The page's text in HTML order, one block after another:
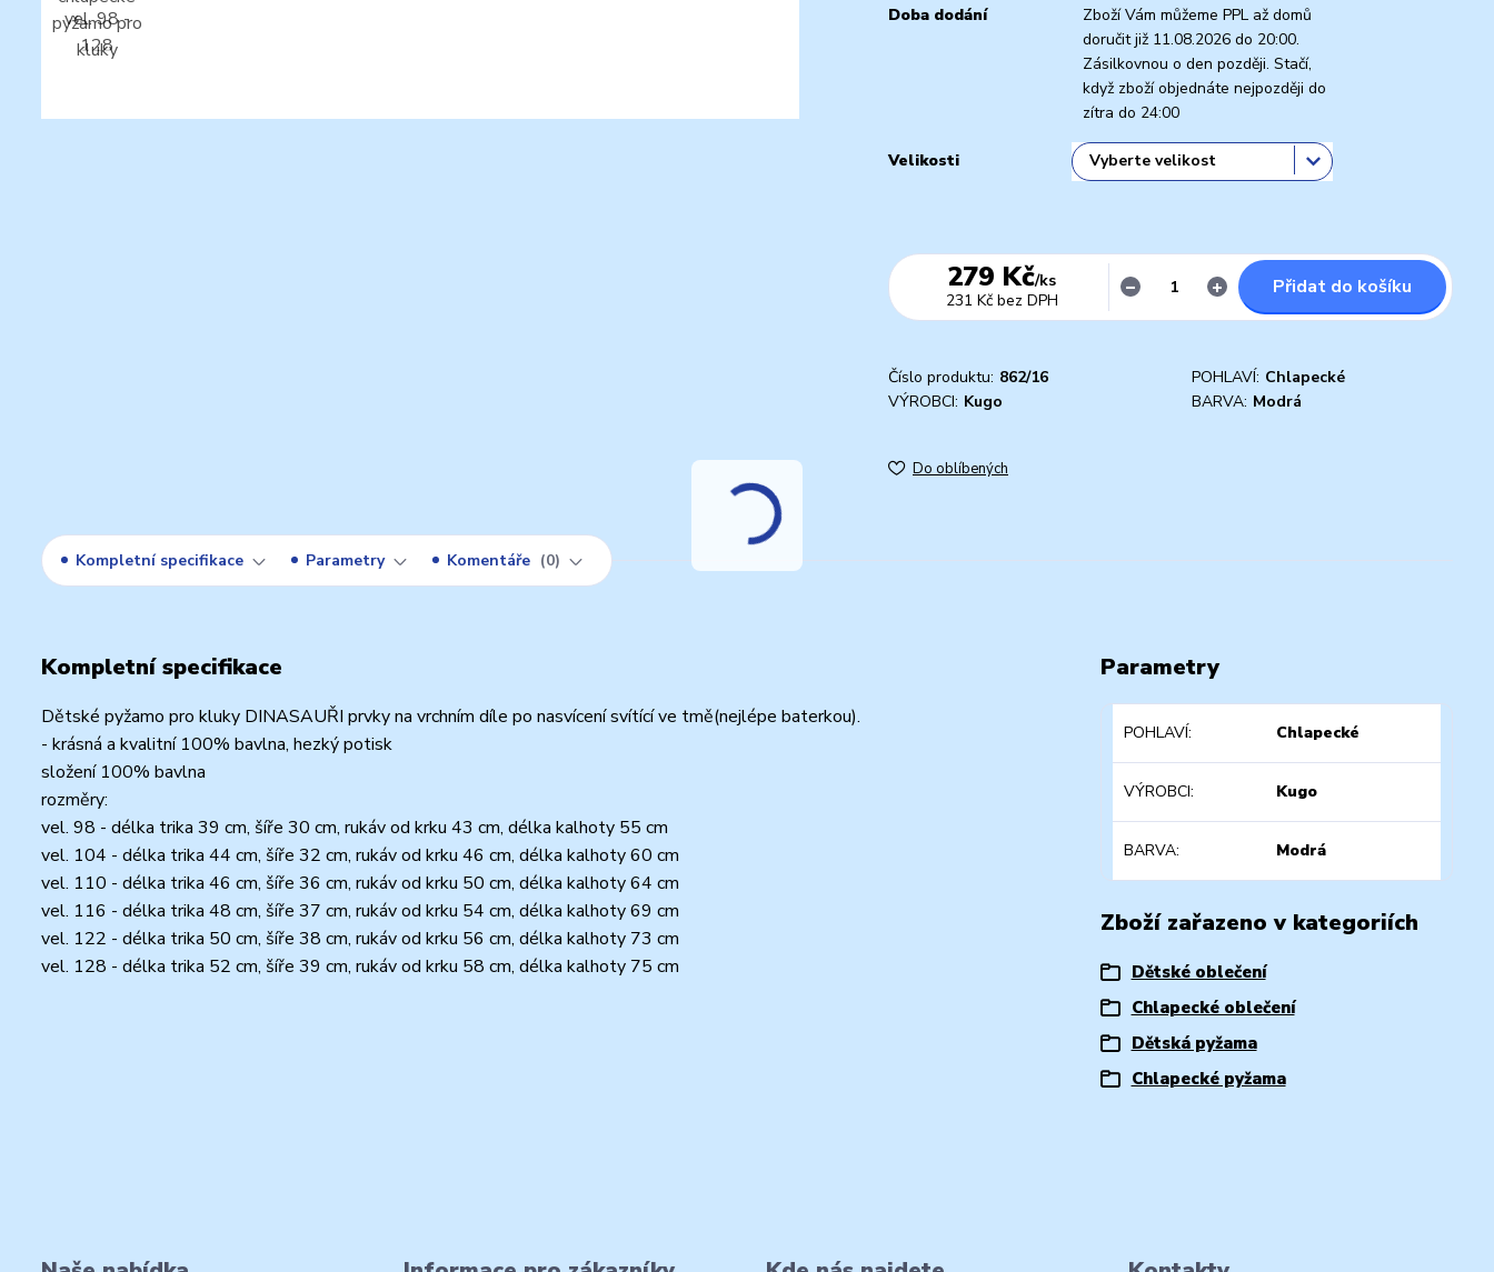
Doba dodání
Zboží Vám můžeme PPL až domů
doručit již 11.08.2026 do 20:00.
Zásilkovnou o den později. Stačí,
když zboží objednáte nejpozději do
zítra do 24:00
Velikosti
279 Kč/ks
231 Kč bez DPH
Přidat do košíku
Číslo produktu: 862/16 POHLAVÍ: Chlapecké
VÝROBCI: Kugo BARVA: Modrá
Do oblíbených
Kompletní specifikace Parametry Komentáře 0
Kompletní specifikace
Dětské pyžamo pro kluky DINASAUŘI prvky na vrchním díle po nasvícení svítící ve tmě(nejlépe baterkou).
- krásná a kvalitní 100% bavlna, hezký potisk
složení 100% bavlna
rozměry:
vel. 98 - délka trika 39 cm, šíře 30 cm, rukáv od krku 43 cm, délka kalhoty 55 cm
vel. 104 - délka trika 44 cm, šíře 32 cm, rukáv od krku 46 cm, délka kalhoty 60 cm
vel. 110 - délka trika 46 cm, šíře 36 cm, rukáv od krku 50 cm, délka kalhoty 64 cm
vel. 116 - délka trika 48 cm, šíře 37 cm, rukáv od krku 54 cm, délka kalhoty 69 cm
vel. 122 - délka trika 50 cm, šíře 38 cm, rukáv od krku 56 cm, délka kalhoty 73 cm
vel. 128 - délka trika 52 cm, šíře 39 cm, rukáv od krku 58 cm, délka kalhoty 75 cm
Parametry
POHLAVÍ Chlapecké
VÝROBCI Kugo
BARVA Modrá
Zboží zařazeno v kategoriích
Dětské oblečení
Chlapecké oblečení
Dětská pyžama
Chlapecké pyžama